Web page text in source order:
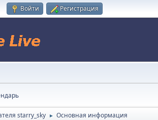
Войти Регистрация
starry_sky ► Основная информация